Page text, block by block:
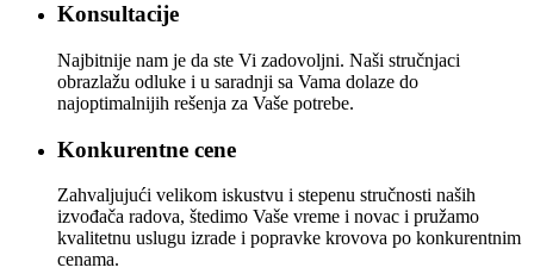
Konsultacije
Najbitnije nam je da ste Vi zadovoljni. Naši stručnjaci
obrazlažu odluke i u saradnji sa Vama dolaze do
najoptimalnijih rešenja za Vaše potrebe.
Konkurentne cene
Zahvaljujući velikom iskustvu i stepenu stručnosti naših
izvođača radova, štedimo Vaše vreme i novac i pružamo
kvalitetnu uslugu izrade i popravke krovova po konkurentnim
cenama.